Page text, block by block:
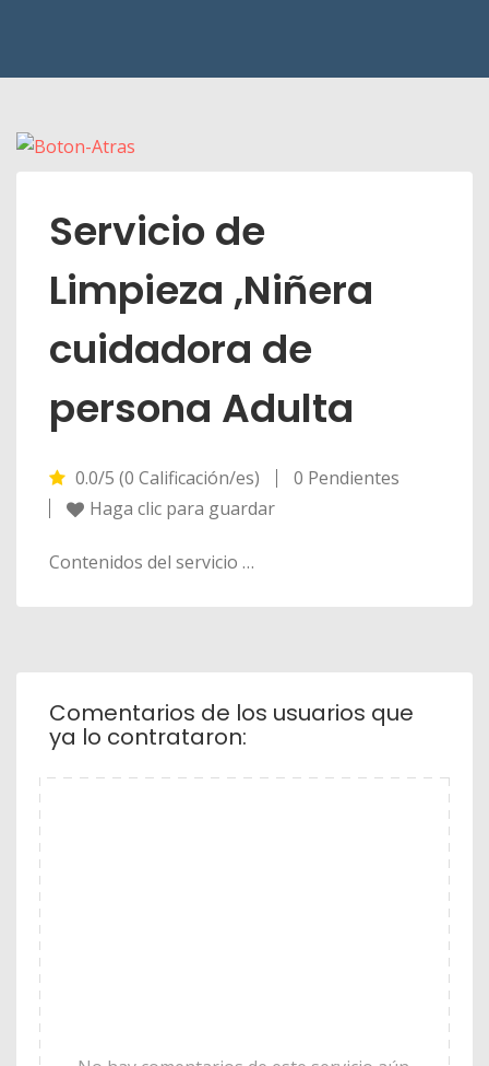
Servicio de
Limpieza ,Niñera
cuidadora de
persona Adulta
0.0/5 (0 Calificación/es)
0 Pendientes
Haga clic para guardar
Contenidos del servicio …
Comentarios de los usuarios que
ya lo contrataron: